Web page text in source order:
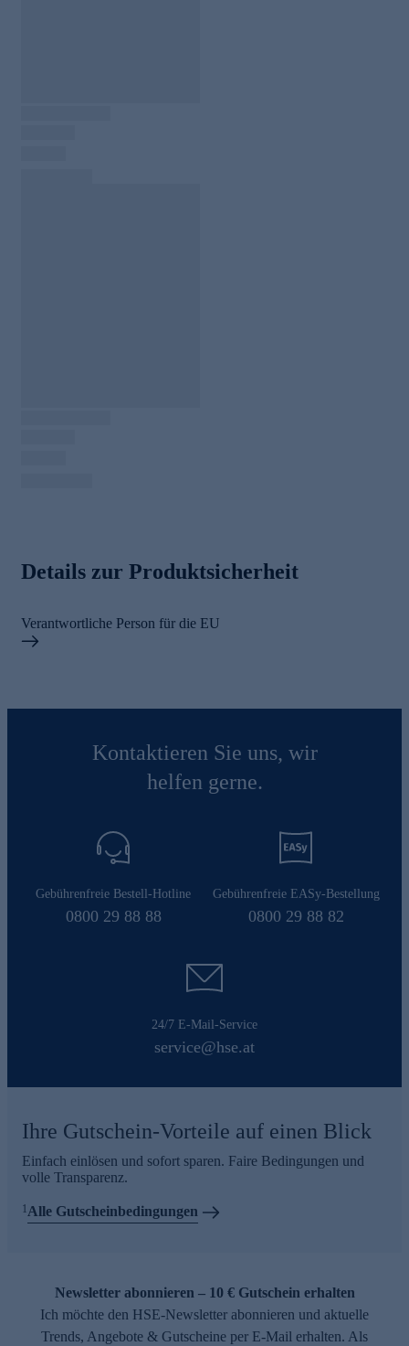
Details zur Produktsicherheit
Verantwortliche Person für die EU
Kontaktieren Sie uns, wir
helfen gerne.
Gebührenfreie Bestell-Hotline
0800 29 88 88
Gebührenfreie EASy-Bestellung
0800 29 88 82
24/7 E-Mail-Service
service@hse.at
Ihre Gutschein-Vorteile auf einen Blick
Einfach einlösen und sofort sparen. Faire Bedingungen und
volle Transparenz.
1 Alle Gutscheinbedingungen
Newsletter abonnieren – 10 € Gutschein erhalten
Ich möchte den HSE-Newsletter abonnieren und aktuelle
Trends, Angebote & Gutscheine per E-Mail erhalten. Als